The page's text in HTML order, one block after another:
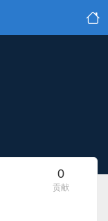
0
贡献